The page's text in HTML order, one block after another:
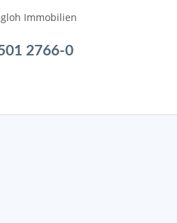
2766-0